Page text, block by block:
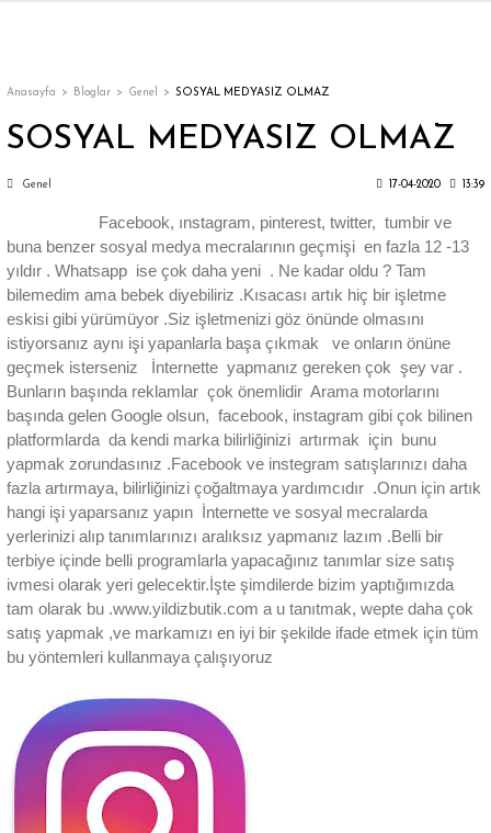
Trençkot
Trençkot
Trençkot
Trençkot
Anasayfa Bloglar Genel SOSYAL MEDYASIZ OLMAZ
SOSYAL MEDYASIZ OLMAZ
Genel 17-04-2020 13:39
Facebook, ınstagram, pinterest, twitter, tumbir ve
buna benzer sosyal medya mecralarının geçmişi en fazla 12 -13
yıldır . Whatsapp ise çok daha yeni . Ne kadar oldu ? Tam
bilemedim ama bebek diyebiliriz .Kısacası artık hiç bir işletme
eskisi gibi yürümüyor .Siz işletmenizi göz önünde olmasını
istiyorsanız aynı işi yapanlarla başa çıkmak ve onların önüne
geçmek isterseniz İnternette yapmanız gereken çok şey var .
Bunların başında reklamlar çok önemlidir Arama motorlarını
başında gelen Google olsun, facebook, instagram gibi çok bilinen
platformlarda da kendi marka bilirliğinizi artırmak için bunu
yapmak zorundasınız .Facebook ve instegram satışlarınızı daha
fazla artırmaya, bilirliğinizi çoğaltmaya yardımcıdır .Onun için artık
hangi işi yaparsanız yapın İnternette ve sosyal mecralarda
yerlerinizi alıp tanımlarınızı aralıksız yapmanız lazım .Belli bir
terbiye içinde belli programlarla yapacağınız tanımlar size satış
ivmesi olarak yeri gelecektir.İşte şimdilerde bizim yaptığımızda
tam olarak bu .www.yildizbutik.com a u tanıtmak, wepte daha çok
satış yapmak ,ve markamızı en iyi bir şekilde ifade etmek için tüm
bu yöntemleri kullanmaya çalışıyoruz